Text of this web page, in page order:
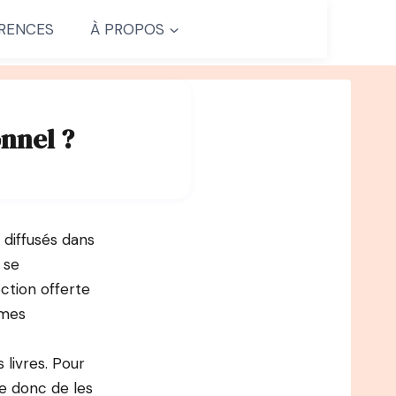
À PROPOS
?
dans
offerte
livres. Pour
donc de les